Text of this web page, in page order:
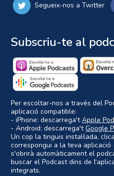
Segueix-nos a Twitter
Subscriu-te al
Per escoltar-nos a través del
aplicació compatible:
- iPhone: descarrega'tApple
- Android: descarrega'tGoogle
Un cop la tinguis instal·lada,
correspongui a la teva aplicació
s'obrirà automàticament el
buscar el Podcast dins de
integrats.